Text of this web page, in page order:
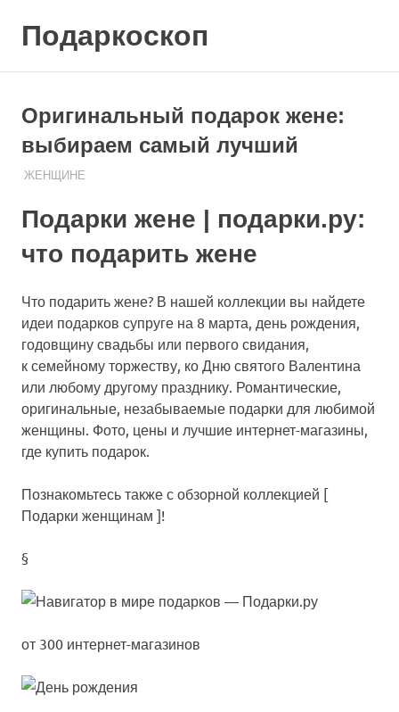
Подаркоскоп
подарить
Оригинальный подарок жене:
выбираем самый лучший
08.08.2020
ПОДАРЧЕК
ЖЕНЩИНЕ
Подарки жене | подарки.ру:
что подарить жене
Что подарить жене? В нашей коллекции вы найдете
идеи подарков супруге на 8 марта, день рождения,
годовщину свадьбы или первого свидания,
к семейному торжеству, ко Дню святого Валентина
или любому другому празднику. Романтические,
оригинальные, незабываемые подарки для любимой
женщины. Фото, цены и лучшие интернет-магазины,
где купить подарок.
Познакомьтесь также с обзорной коллекцией [
Подарки женщинам ]!
§
от 300 интернет-магазинов